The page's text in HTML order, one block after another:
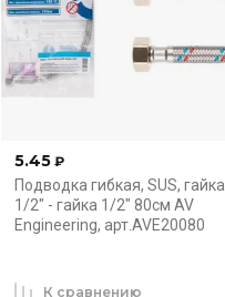
5.45 ₽
Подводка гибкая, SUS, гайка
1/2" - гайка 1/2" 80см AV
Engineering, арт.AVE20080
К сравнению